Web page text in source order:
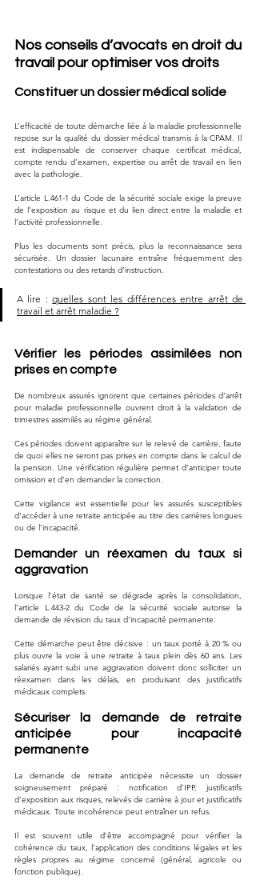
Nos conseils d’avocats en droit du
travail pour optimiser vos droits
Constituer un dossier médical solide
L’efficacité de toute démarche liée à la maladie professionnelle
repose sur la qualité du dossier médical transmis à la CPAM. Il
est indispensable de conserver chaque certificat médical,
compte rendu d’examen, expertise ou arrêt de travail en lien
avec la pathologie.
L’article L.461-1 du Code de la sécurité sociale exige la preuve
de l’exposition au risque et du lien direct entre la maladie et
l’activité professionnelle.
Plus les documents sont précis, plus la reconnaissance sera
sécurisée. Un dossier lacunaire entraîne fréquemment des
contestations ou des retards d’instruction.
A lire : quelles sont les différences entre arrêt de
travail et arrêt maladie ?
Vérifier les périodes assimilées non
prises en compte
De nombreux assurés ignorent que certaines périodes d’arrêt
pour maladie professionnelle ouvrent droit à la validation de
trimestres assimilés au régime général.
Ces périodes doivent apparaître sur le relevé de carrière, faute
de quoi elles ne seront pas prises en compte dans le calcul de
la pension. Une vérification régulière permet d’anticiper toute
omission et d’en demander la correction.
Cette vigilance est essentielle pour les assurés susceptibles
d’accéder à une retraite anticipée au titre des carrières longues
ou de l’incapacité.
Demander un réexamen du taux si
aggravation
Lorsque l’état de santé se dégrade après la consolidation,
l’article L.443-2 du Code de la sécurité sociale autorise la
demande de révision du taux d’incapacité permanente.
Cette démarche peut être décisive : un taux porté à 20 % ou
plus ouvre la voie à une retraite à taux plein dès 60 ans. Les
salariés ayant subi une aggravation doivent donc solliciter un
réexamen dans les délais, en produisant des justificatifs
médicaux complets.
Sécuriser la demande de retraite
anticipée pour incapacité
permanente
La demande de retraite anticipée nécessite un dossier
soigneusement préparé : notification d’IPP, justificatifs
d’exposition aux risques, relevés de carrière à jour et justificatifs
médicaux. Toute incohérence peut entraîner un refus.
Il est souvent utile d’être accompagné pour vérifier la
cohérence du taux, l’application des conditions légales et les
règles propres au régime concerné (général, agricole ou
fonction publique).